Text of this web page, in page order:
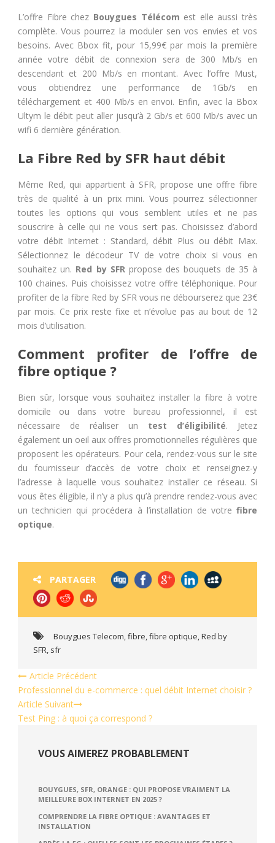
L’offre Fibre chez Bouygues Télécom est elle aussi très
complète. Vous pourrez la moduler sen vos envies et vos
besoins. Avec Bbox fit, pour 15,99€ par mois la première
année votre débit de connexion sera de 300 Mb/s en
descendant et 200 Mb/s en montant. Avec l’offre Must,
vous obtiendrez une performance de 1Gb/s en
téléchargement et 400 Mb/s en envoi. Enfin, avec la Bbox
Ultym le débit peut aller jusqu’à 2 Gb/s et 600 Mb/s avec un
wifi 6 dernière génération.
La Fibre Red by SFR haut débit
Même Red, qui appartient à SFR, propose une offre fibre
très de qualité à un prix mini. Vous pourrez sélectionner
toutes les options qui vous semblent utiles et ne pas
souscrire à celle qui ne vous sert pas. Choisissez d’abord
votre débit Internet : Standard, débit Plus ou débit Max.
Sélectionnez le décodeur TV de votre choix si vous en
souhaitez un. Red by SFR propose des bouquets de 35 à
100 chaines. Puis choisissez votre offre téléphonique. Pour
profiter de la fibre Red by SFR vous ne débourserez que 23€
par mois. Ce prix reste fixe et n’évolue pas au bout de 12
mois d’utilisation.
Comment profiter de l’offre de
fibre optique ?
Bien sûr, lorsque vous souhaitez installer la fibre à votre
domicile ou dans votre bureau professionnel, il est
nécessaire de réaliser un test d’éligibilité. Jetez
également un oeil aux offres promotionnelles régulières que
proposent les opérateurs. Pour cela, rendez-vous sur le site
du fournisseur d’accès de votre choix et renseignez-y
l’adresse à laquelle vous souhaitez installer ce réseau. Si
vous êtes éligible, il n’y a plus qu’à prendre rendez-vous avec
un technicien qui procédera à l’installation de votre fibre
optique.
PARTAGER
Bouygues Telecom,fibre,fibre optique,Red by
SFR, sfr
Article Précédent
Professionnel du e-commerce : quel débit Internet choisir ?
Article Suivant
Test Ping : à quoi ça correspond ?
VOUS AIMEREZ PROBABLEMENT
BOUYGUES, SFR, ORANGE : QUI PROPOSE VRAIMENT LA
MEILLEURE BOX INTERNET EN 2025 ?
COMPRENDRE LA FIBRE OPTIQUE : AVANTAGES ET
INSTALLATION